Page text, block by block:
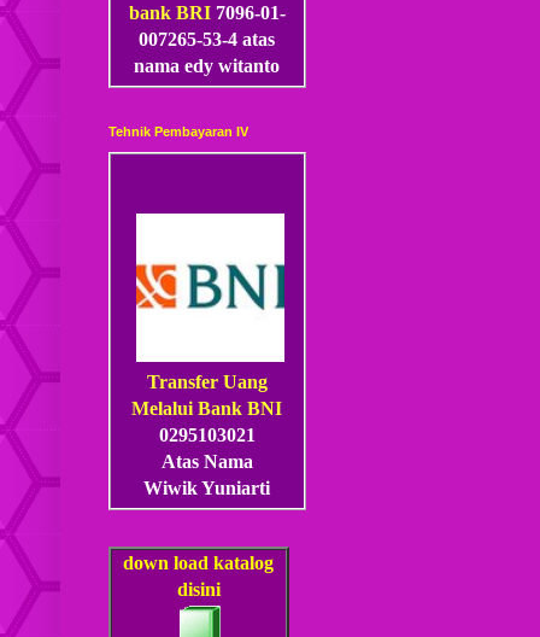
bank BRI 7096-01-
007265-53-4 atas
nama edy witanto
Tehnik Pembayaran IV
Transfer Uang
Melalui Bank BNI
0295103021
Atas Nama
Wiwik Yuniarti
down load katalog
disini